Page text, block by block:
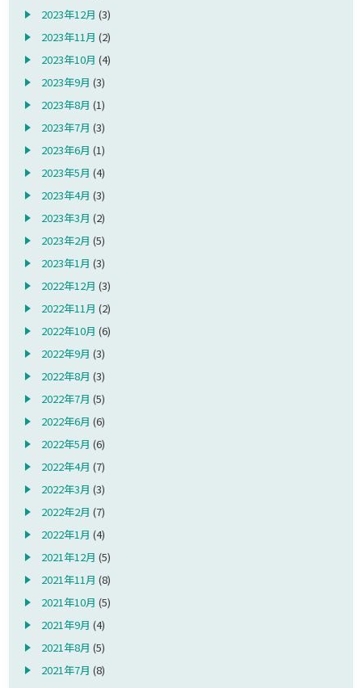
2023年12月 (3)
2023年11月 (2)
2023年10月 (4)
2023年9月 (3)
2023年8月 (1)
2023年7月 (3)
2023年6月 (1)
2023年5月 (4)
2023年4月 (3)
2023年3月 (2)
2023年2月 (5)
2023年1月 (3)
2022年12月 (3)
2022年11月 (2)
2022年10月 (6)
2022年9月 (3)
2022年8月 (3)
2022年7月 (5)
2022年6月 (6)
2022年5月 (6)
2022年4月 (7)
2022年3月 (3)
2022年2月 (7)
2022年1月 (4)
2021年12月 (5)
2021年11月 (8)
2021年10月 (5)
2021年9月 (4)
2021年8月 (5)
2021年7月 (8)